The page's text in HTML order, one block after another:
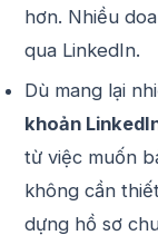
hơn. Nhiều
qua LinkedIn.
Dù mang lại
khoản
từ việc muốn
không cần
dựng hồ sơ